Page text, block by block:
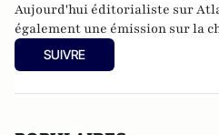
Aujourd'hui éditorialiste sur
également une émission sur la
SUIVRE